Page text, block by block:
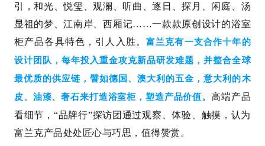
引，和光、悦玺、观澜、听曲、逐日、探月、闲庭、汤
显祖的梦、江南岸、西厢记……一款款原创设计的浴室
柜产品各具特色，引人入胜。 富兰克有一支合作十年的
设计团队，每年投入重金攻克新品研发难题，并整合全球
最优质的供应链，譬如德国、澳大利的五金，意大利的木
皮、油漆、奢石来打造浴室柜，塑造产品价值。 高端产品
看细节，“品牌行”探访团通过观察、体验、触摸，认为
富兰克产品处处匠心与巧思，值得赞赏。